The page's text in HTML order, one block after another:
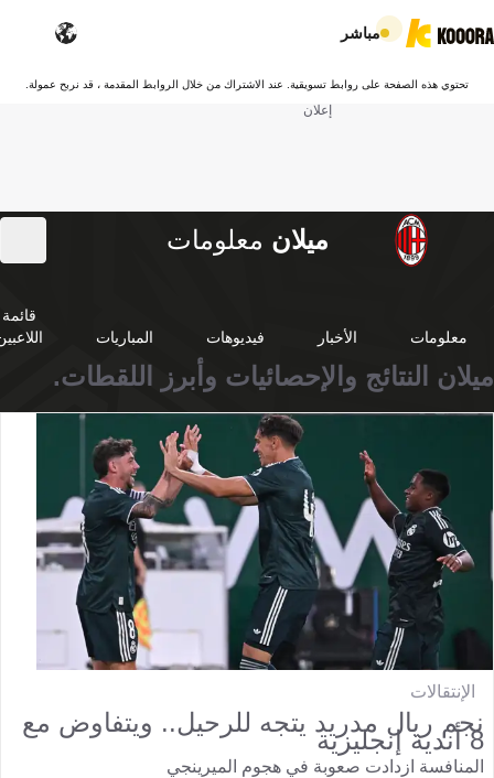
مباشر
تحتوي هذه الصفحة على روابط تسويقية. عند الاشتراك من خلال الروابط المقدمة ، قد نربح عمولة.
إعلان
ميلان معلومات
معلومات الأخبار فيديوهات المباريات
قائمة
ميلان النتائج والإحصائيات وأبرز اللقطات.
الإنتقالات
نجم ريال مدريد يتجه للرحيل.. ويتفاوض مع
8 أندية إنجليزية
المنافسة ازدادت صعوبة في هجوم الميرينجي